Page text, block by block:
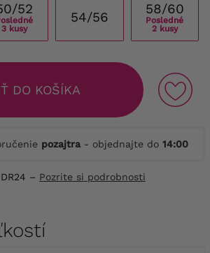
52
3 kusy
54/56
58/60
Posledné
2 kusy
DO KOŠÍKA
pozajtra - objednajte do 14:00
– Pozrite si podrobnosti